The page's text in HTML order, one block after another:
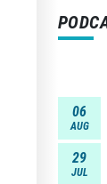
06
AUG
29
JUL